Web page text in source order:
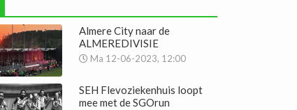
Almere City naar de
ALMEREDIVISIE
Ma 12-06-2023, 12:00
SEH Flevoziekenhuis loopt
mee met de SGOrun